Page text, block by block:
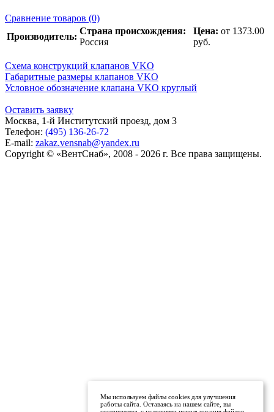
Сравнение товаров (0)
Производитель:
Страна происхождения:
Россия
Цена: от 1373.00
руб.
Схема конструкций клапанов VKO
Габаритные размеры клапанов VKO
Условное обозначение клапана VKO круглый
Оставить заявку
Москва, 1-й Институтский проезд, дом 3
Телефон: (495) 136-26-72
E-mail: zakaz.vensnab@yandex.ru
Copyright © «ВентСнаб», 2008 - 2026 г. Все права защищены.
Мы используем файлы cookies для улучшения
работы сайта. Оставаясь на нашем сайте, вы